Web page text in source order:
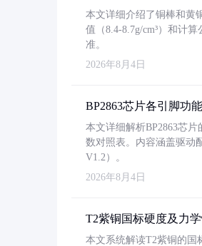
本文详细介绍了铜棒和黄
值（8.4-8.7g/cm³）和计
准。
2026年8月4日
BP2863芯片各引脚功能
本文详细解析BP2863芯
数对照表。内容涵盖驱动
V1.2）。
2026年8月4日
T2紫铜国标硬度及力
本文系统解读T2紫铜的国